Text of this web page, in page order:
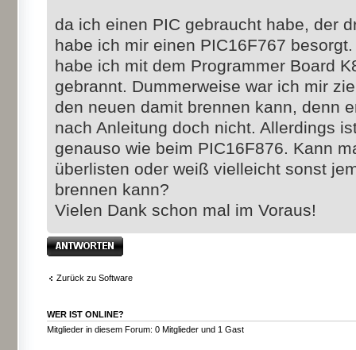
da ich einen PIC gebraucht habe, der
habe ich mir einen PIC16F767
habe ich mit dem Programmer Board
gebrannt. Dummerweise war ich mir
den neuen damit brennen kann, denn
nach Anleitung doch nicht. Allerdings
genauso wie beim PIC16F876. Kann
überlisten oder weiß vielleicht sonst
brennen kann?
Vielen Dank schon mal im Voraus!
Antwort erstellen
Zurück zu Software
WER IST ONLINE?
Mitglieder in diesem Forum: 0 Mitglieder und 1 Gast